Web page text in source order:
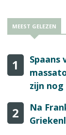
MEEST GELEZEN
1
Spaans
zijn
2
Na